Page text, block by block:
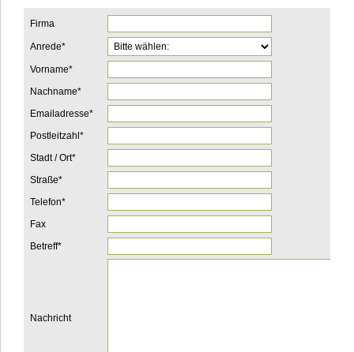
Firma
Pflichtfeld
Anrede*
Pflichtfeld
Vorname*
Pflichtfeld
Nachname*
Pflichtfeld
Emailadresse*
Pflichtfeld
Postleitzahl*
Pflichtfeld
Stadt / Ort*
Pflichtfeld
Straße*
Pflichtfeld
Telefon*
Fax
Pflichtfeld
Betreff*
Nachricht